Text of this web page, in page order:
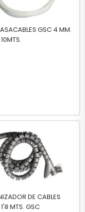
GSC 4 MM.
DE CABLES
MTS. GSC